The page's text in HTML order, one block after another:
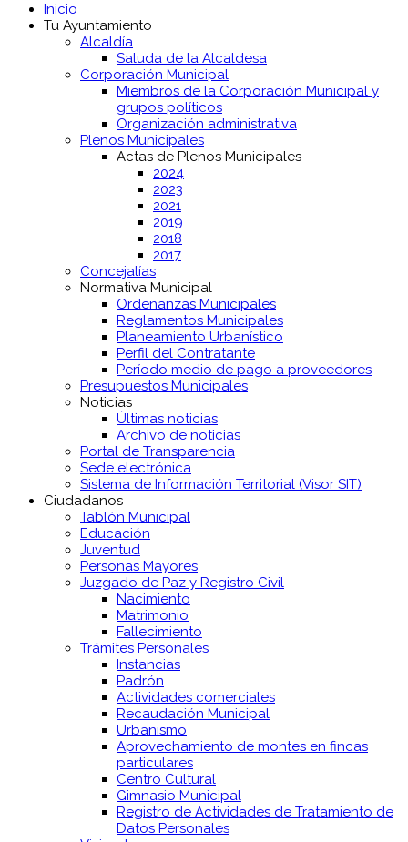
Inicio
Tu Ayuntamiento
Alcaldía
Saluda de la Alcaldesa
Corporación Municipal
Miembros de la Corporación Municipal y
grupos políticos
Organización administrativa
Plenos Municipales
Actas de Plenos Municipales
2024
2023
2021
2019
2018
2017
Concejalías
Normativa Municipal
Ordenanzas Municipales
Reglamentos Municipales
Planeamiento Urbanístico
Perfil del Contratante
Período medio de pago a proveedores
Presupuestos Municipales
Noticias
Últimas noticias
Archivo de noticias
Portal de Transparencia
Sede electrónica
Sistema de Información Territorial (Visor SIT)
Ciudadanos
Tablón Municipal
Educación
Juventud
Personas Mayores
Juzgado de Paz y Registro Civil
Nacimiento
Matrimonio
Fallecimiento
Trámites Personales
Instancias
Padrón
Actividades comerciales
Recaudación Municipal
Urbanismo
Aprovechamiento de montes en fincas
particulares
Centro Cultural
Gimnasio Municipal
Registro de Actividades de Tratamiento de
Datos Personales